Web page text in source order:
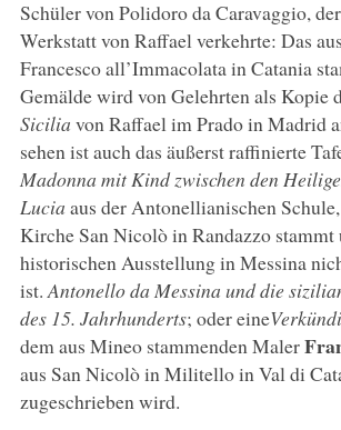
Schüler von Polidoro da Caravaggio,
Werkstatt von Raffael verkehrte: Das
Francesco all’Immacolata in Catania
Gemälde wird von Gelehrten als Kopie
Sicilia von Raffael im Prado in Madrid
sehen ist auch das äußerst raffinierte
Madonna mit Kind zwischen den
Lucia aus der Antonellianischen
Kirche San Nicolò in Randazzo stammt
historischen Ausstellung in Messina
ist.Antonello da Messina und die
des 15. Jahrhunderts; oder eine
dem aus Mineo stammenden Maler
aus San Nicolò in Militello in Val di
zugeschrieben wird.